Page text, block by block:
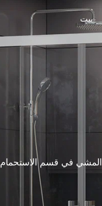
بيت
المشي في قسم الاستحمام